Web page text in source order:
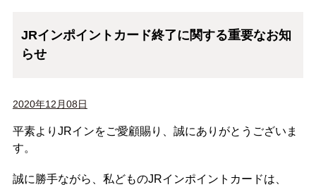
JRインポイントカード終了に関する重要なお知
らせ
2020年12月08日
平素よりJRインをご愛顧賜り、誠にありがとうございま
す。
誠に勝手ながら、私どものJRインポイントカードは、